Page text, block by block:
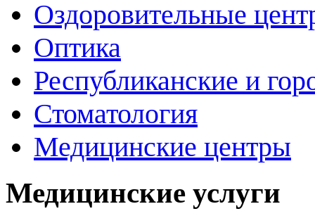
Оздоровительные
Оптика
Республиканские и
Стоматология
Медицинские центры
Медицинские услуги